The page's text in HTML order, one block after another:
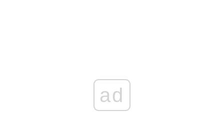
ad